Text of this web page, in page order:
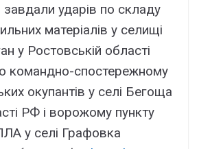
ударів по складу
матеріалів у селищі
у Ростовській області
командно-спостережному
окупантів у селі Бегоща
РФ і ворожому пункту
у селі Графовка